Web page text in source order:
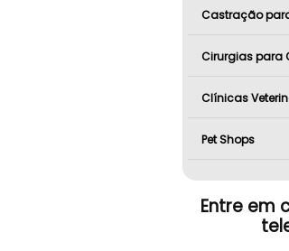
Castração
Cirurgias para
Clínicas
Pet Shops
Entre em